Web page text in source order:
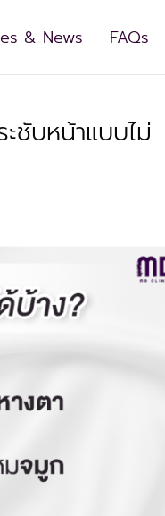
& News FAQs
ชับหน้าแบบไม่